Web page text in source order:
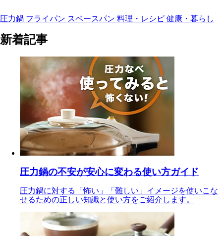
圧力鍋 フライパン スペースパン 料理・レシピ 健康・暮らし
新着記事
圧力鍋の不安が安心に変わる使い方ガイド
圧力鍋に対する「怖い」「難しい」イメージを使いこな
せるための正しい知識と使い方をご紹介します。